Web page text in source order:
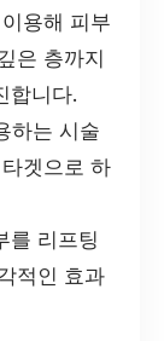
용해 피부
은 층까지
합니다.
하는 시술
겟으로 하
를 리프팅
적인 효과